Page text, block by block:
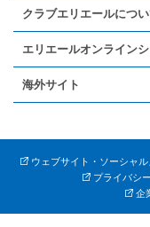
クラブエリエールにつ
エリエールオンライン
海外サイト
ウェブサイト・ソーシャ
プライバシ
企